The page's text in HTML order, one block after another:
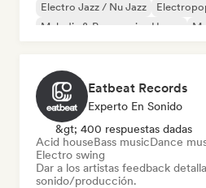
Electro Jazz / Nu Jazz
Melodic & Progressive House
Eatbeat Records
Experto En Sonido
&gt; 400 respuestas dadas
Acid houseBass musicDance
Electro swing
Dar a los artistas feedback
sonido/producción.